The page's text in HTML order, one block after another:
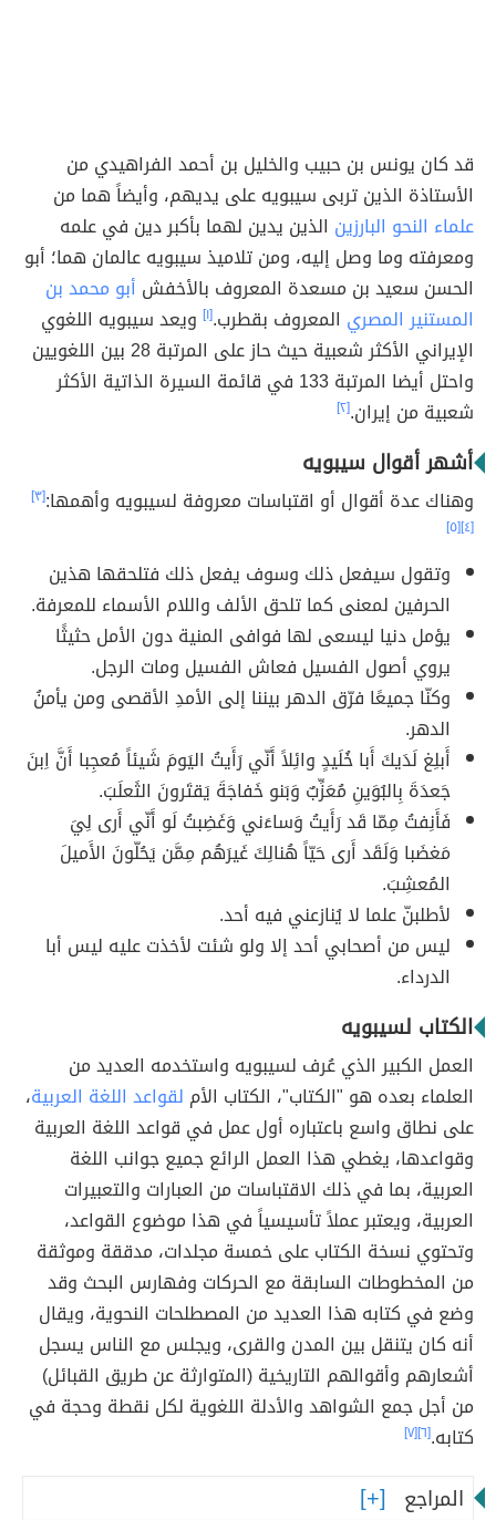
قد كان يونس بن حبيب والخليل بن أحمد الفراهيدي من
الأستاذة الذين تربى سيبويه على يديهم، وأيضاً هما من
علماء النحو البارزين الذين يدين لهما بأكبر دين في علمه
ومعرفته وما وصل إليه، ومن تلاميذ سيبويه عالمان هما؛ أبو
الحسن سعيد بن مسعدة المعروف بالأخفش أبو محمد بن
المستنير المصري المعروف بقطرب.[١] ويعد سيبويه اللغوي
الإيراني الأكثر شعبية حيث حاز على المرتبة 28 بين اللغويين
واحتل أيضا المرتبة 133 في قائمة السيرة الذاتية الأكثر
شعبية من إيران.[٢]
أشهر أقوال سيبويه
وهناك عدة أقوال أو اقتباسات معروفة لسيبويه وأهمها:[٣]
[٤] [٥]
وتقول سيفعل ذلك وسوف يفعل ذلك فتلحقها هذين
الحرفين لمعنى كما تلحق الألف واللام الأسماء للمعرفة.
يؤمل دنيا ليسعى لها فوافى المنية دون الأمل حثيثًا
يروي أصول الفسيل فعاش الفسيل ومات الرجل.
وكنّا جميعًا فرّق الدهر بيننا إلى الأمدِ الأقصى ومن يأمنُ
الدهر.
أَبلِغ لَدَيكَ أَبا خُلَيدٍ وائِلاً أَنّي رَأَيتُ اليَومَ شَيئاً مُعجِبا أَنَّ اِبنَ
جَعدَةَ بِالبُوَينِ مُعَزِّبٌ وَبَنو خَفاجَةَ يَقتَرونَ الثَعلَبَ.
فَأَنِفتُ مِمّا قَد رَأَيتُ وَساءَني وَغَضِبتُ لَو أَنّي أَرى لِيَ
مَغضَبا وَلَقَد أَرى حَيّاً هُنالِكَ غَيرَهُم مِمَّن يَحُلّونَ الأَميلَ
المُعشِبَ.
لأطلبنّ علما لا يُنازعني فيه أحد.
ليس من أصحابي أحد إلا ولو شئت لأخذت عليه ليس أبا
الدرداء.
الكتاب لسيبويه
العمل الكبير الذي عُرف لسيبويه واستخدمه العديد من
العلماء بعده هو "الكتاب"، الكتاب الأم لقواعد اللغة العربية،
على نطاق واسع باعتباره أول عمل في قواعد اللغة العربية
وقواعدها، يغطي هذا العمل الرائع جميع جوانب اللغة
العربية، بما في ذلك الاقتباسات من العبارات والتعبيرات
العربية، ويعتبر عملاً تأسيسياً في هذا موضوع القواعد،
وتحتوي نسخة الكتاب على خمسة مجلدات، مدققة وموثقة
من المخطوطات السابقة مع الحركات وفهارس البحث وقد
وضع في كتابه هذا العديد من المصطلحات النحوية، ويقال
أنه كان يتنقل بين المدن والقرى، ويجلس مع الناس يسجل
أشعارهم وأقوالهم التاريخية (المتوارثة عن طريق القبائل)
من أجل جمع الشواهد والأدلة اللغوية لكل نقطة وحجة في
كتابه.[٦] [٧]
المراجع